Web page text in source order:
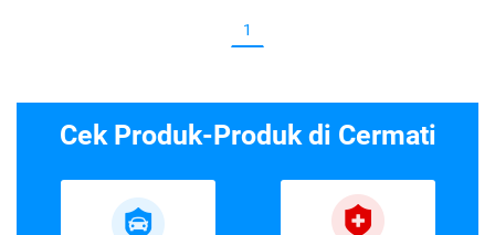
1
Cek Produk-Produk di Cermati